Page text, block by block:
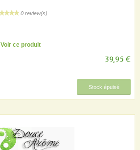
0 review(s)
Voir ce produit
39,95 €
Stock épuisé